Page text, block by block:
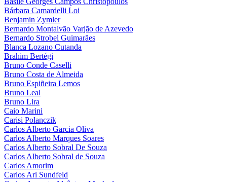
Bárbara Camardelli Loi
Benjamin Zymler
Bernardo Montalvão Varjão de Azevedo
Bernardo Strobel Guimarães
Blanca Lozano Cutanda
Brahim Bertégi
Bruno Conde Caselli
Bruno Costa de Almeida
Bruno Espiñeira Lemos
Bruno Leal
Bruno Lira
Caio Marini
Carisi Polanczik
Carlos Alberto Garcia Oliva
Carlos Alberto Marques Soares
Carlos Alberto Sobral De Souza
Carlos Alberto Sobral de Souza
Carlos Amorim
Carlos Ari Sundfeld